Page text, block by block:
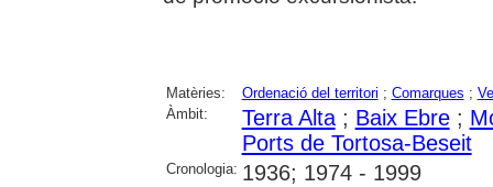
Matèries: Ordenació del territori ; Comarques ;
Àmbit:
Terra Alta; Baix Ebre;
Ports de Tortosa-Beseit
Cronologia: 1936; 1974 - 1999